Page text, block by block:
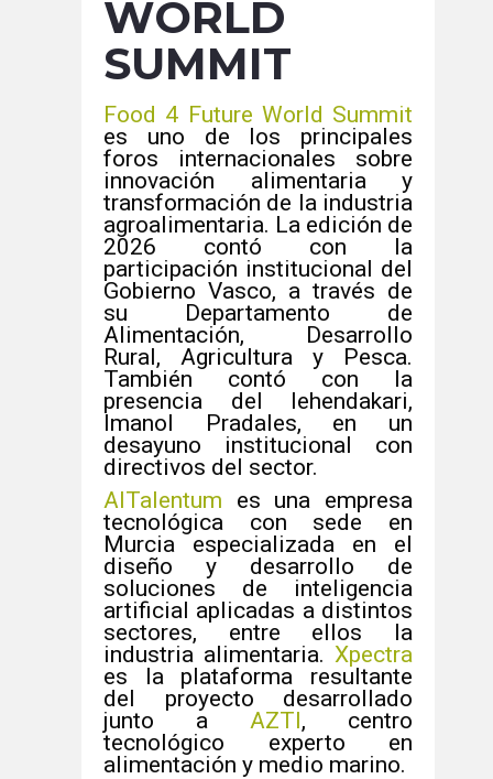
WORLD
SUMMIT
Food 4 Future World Summit
es uno de los principales
foros internacionales sobre
innovación alimentaria y
transformación de la industria
agroalimentaria. La edición de
2026 contó con la
participación institucional del
Gobierno Vasco, a través de
su Departamento de
Alimentación, Desarrollo
Rural, Agricultura y Pesca.
También contó con la
presencia del lehendakari,
Imanol Pradales, en un
desayuno institucional con
directivos del sector.
AITalentum es una empresa
tecnológica con sede en
Murcia especializada en el
diseño y desarrollo de
soluciones de inteligencia
artificial aplicadas a distintos
sectores, entre ellos la
industria alimentaria. Xpectra
es la plataforma resultante
del proyecto desarrollado
junto a AZTI, centro
tecnológico experto en
alimentación y medio marino.